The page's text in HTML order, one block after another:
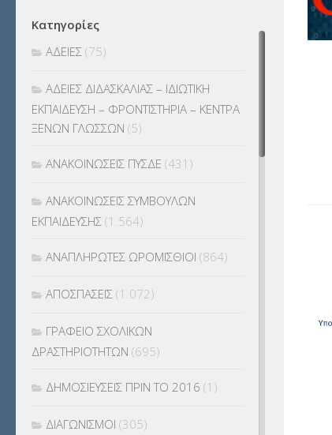
Κατηγορίες
ΑΔΕΙΕΣ (75)
ΑΔΕΙΕΣ ΔΙΔΑΣΚΑΛΙΑΣ – ΙΔΙΩΤΙΚΗ
ΕΚΠΑΙΔΕΥΣΗ – ΦΡΟΝΤΙΣΤΗΡΙΑ – ΚΕΝΤΡΑ
ΞΕΝΩΝ ΓΛΩΣΣΩΝ (5)
ΑΝΑΚΟΙΝΩΣΕΙΣ ΠΥΣΔΕ (431)
ΑΝΑΚΟΙΝΩΣΕΙΣ ΣΥΜΒΟΥΛΩΝ
ΕΚΠΑΙΔΕΥΣΗΣ (1.564)
ΑΝΑΠΛΗΡΩΤΕΣ ΩΡΟΜΙΣΘΙΟΙ (864)
ΑΠΟΣΠΑΣΕΙΣ (1.072)
ΓΡΑΦΕΙΟ ΣΧΟΛΙΚΩΝ
ΔΡΑΣΤΗΡΙΟΤΗΤΩΝ (695)
ΔΗΜΟΣΙΕΥΣΕΙΣ ΠΡΙΝ ΤΟ 2016 (1)
ΔΙΑΓΩΝΙΣΜΟΙ (305)